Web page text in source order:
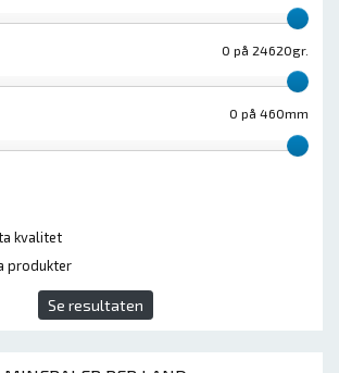
0 på 24620gr.
0 på 460mm
kvalitet
produkter
Se resultaten